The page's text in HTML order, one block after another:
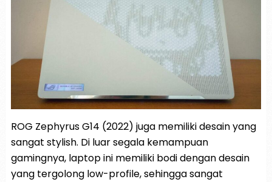
ROG Zephyrus G14 (2022) juga memiliki desain yang
sangat stylish. Di luar segala kemampuan
gamingnya, laptop ini memiliki bodi dengan desain
yang tergolong low-profile, sehingga sangat